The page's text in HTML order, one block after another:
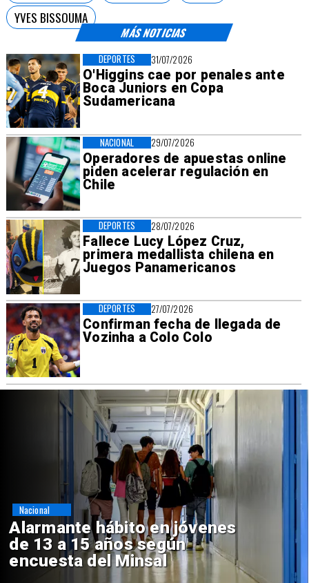
MÁS NOTICIAS
31/07/2026
O'Higgins cae por penales ante
Boca Juniors en Copa
Sudamericana
DEPORTES
29/07/2026
Operadores de apuestas online
piden acelerar regulación en
Chile
NACIONAL
28/07/2026
Fallece Lucy López Cruz,
primera medallista chilena en
Juegos Panamericanos
DEPORTES
27/07/2026
Confirman fecha de llegada de
Vozinha a Colo Colo
DEPORTES
YVES BISSOUMA
Aprueban creación del Parque
Sebastián Piñera con inversión
de $4 mil millones
Regiones